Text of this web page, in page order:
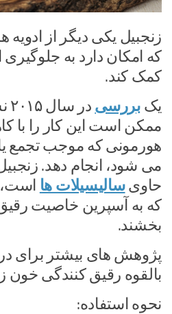
زنجبیل یکی دیگر از
که امکان دارد به
کمک کند.
یکبررسی
ممکن است این کار را با
هورمونی که موجب تجمع
می شود، انجام دهد.
حاویسالیسیلات ها
که به آسپرین خاصیت
بخشند.
پژوهش های بیشتر برای
بالقوه رقیق کنندگی خون
نحوه استفاده: